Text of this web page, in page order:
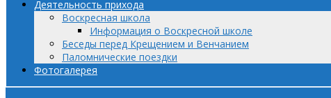
Деятельность прихода
Воскресная школа
Информация о Воскресной школе
Беседы перед Крещением и Венчанием
Паломнические поездки
Фотогалерея